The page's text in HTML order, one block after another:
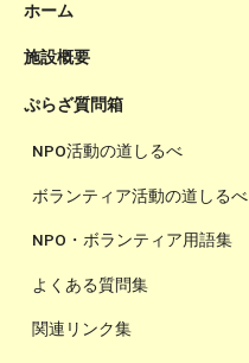
ホーム
施設概要
ぷらざ質問箱
NPO活動の道しるべ
ボランティア活動の道しるべ
NPO・ボランティア用語集
よくある質問集
関連リンク集